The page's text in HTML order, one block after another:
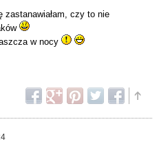
zastanawiałam, czy to nie
w nocy